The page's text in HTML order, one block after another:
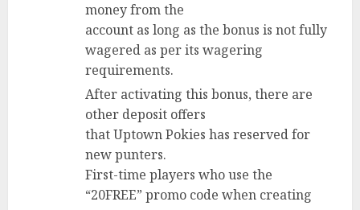
money from the
account as long as the bonus is not fully
wagered as per its wagering
requirements.
After activating this bonus, there are
other deposit offers
that Uptown Pokies has reserved for
new punters.
First-time players who use the
“20FREE” promo code when creating